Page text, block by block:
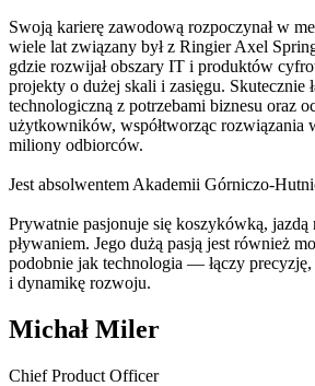
Swoją karierę zawodową rozpoczynał w
wiele lat związany był z Ringier Axel
gdzie rozwijał obszary IT i produktów
projekty o dużej skali i zasięgu. Skutecznie
technologiczną z potrzebami biznesu oraz
użytkowników, współtworząc rozwiązania
miliony odbiorców.
Jest absolwentem Akademii
Prywatnie pasjonuje się koszykówką, jazdą
pływaniem. Jego dużą pasją jest również
podobnie jak technologia — łączy
i dynamikę rozwoju.
Michał Miler
Chief Product Officer